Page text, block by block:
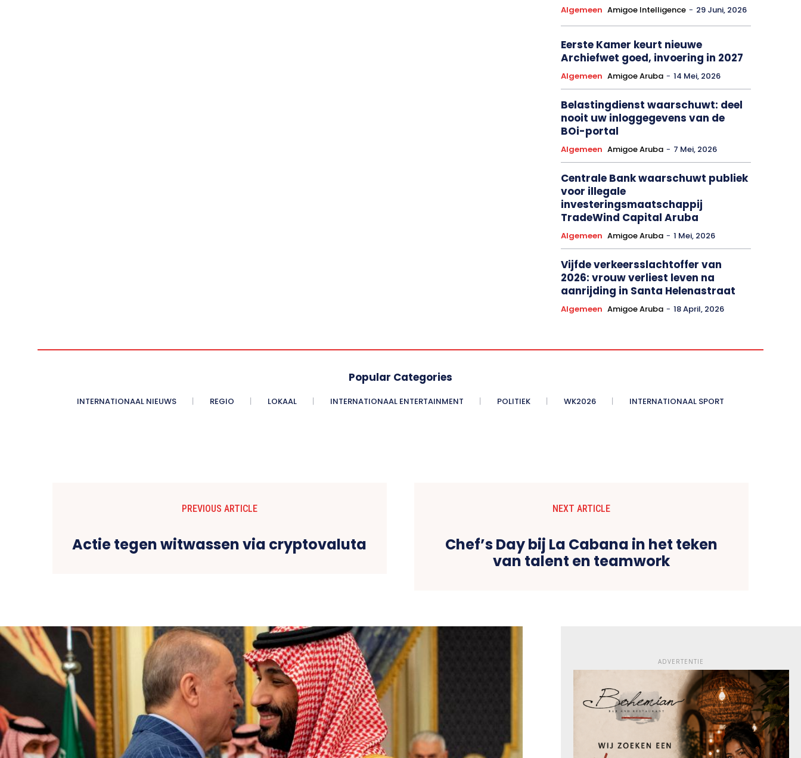
Algemeen Amigoe Intelligence - 29 Juni, 2026
Eerste Kamer keurt nieuwe
Archiefwet goed, invoering in 2027
Algemeen Amigoe Aruba - 14 Mei, 2026
Belastingdienst waarschuwt: deel
nooit uw inloggegevens van de
BOi-portal
Algemeen Amigoe Aruba - 7 Mei, 2026
Centrale Bank waarschuwt publiek
voor illegale
investeringsmaatschappij
TradeWind Capital Aruba
Algemeen Amigoe Aruba - 1 Mei, 2026
Vijfde verkeersslachtoffer van
2026: vrouw verliest leven na
aanrijding in Santa Helenastraat
Algemeen Amigoe Aruba - 18 April, 2026
Popular Categories
INTERNATIONAAL NIEUWS REGIO LOKAAL INTERNATIONAAL ENTERTAINMENT POLITIEK WK2026 INTERNATIONAAL SPORT
PREVIOUS ARTICLE
Actie tegen witwassen via cryptovaluta
NEXT ARTICLE
Chef’s Day bij La Cabana in het teken
van talent en teamwork